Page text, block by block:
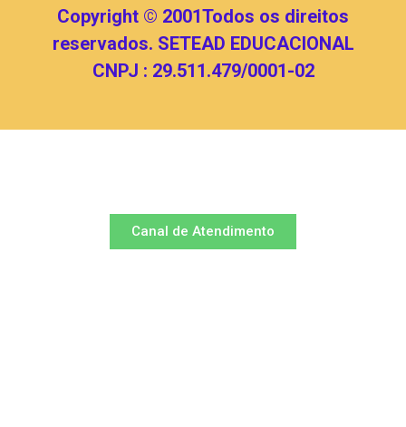
Copyright © 2001Todos os direitos
reservados. SETEAD EDUCACIONAL
CNPJ : 29.511.479/0001-02
Canal de Atendimento